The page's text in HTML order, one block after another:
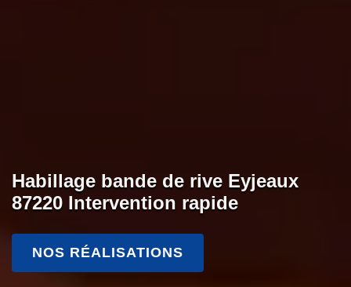
Habillage bande de rive Eyjeaux
87220 Intervention rapide
NOS RÉALISATIONS